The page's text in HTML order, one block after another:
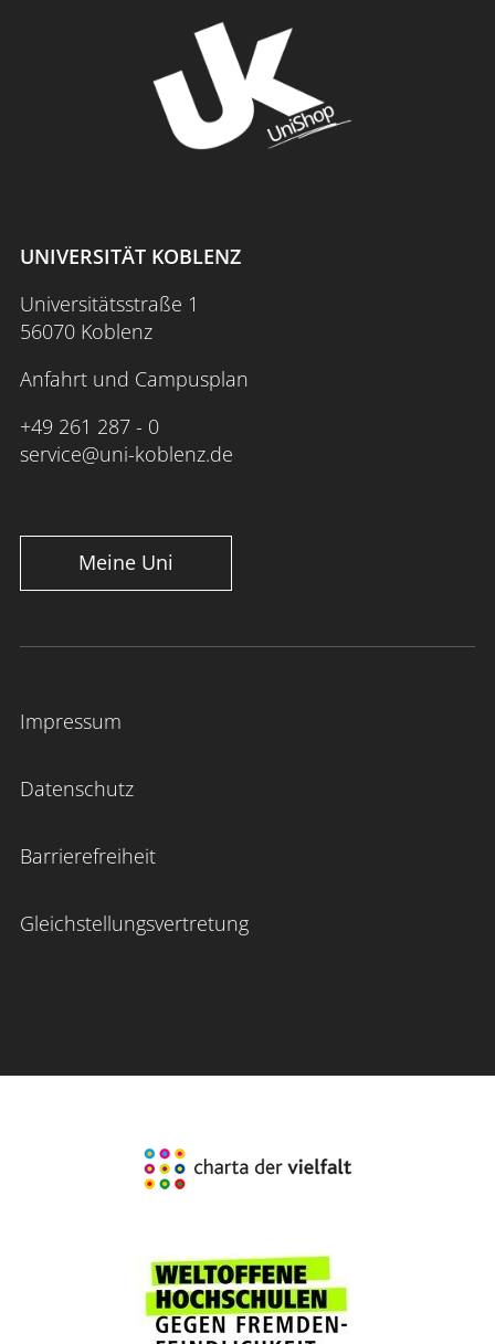
UNIVERSITÄT KOBLENZ
Universitätsstraße 1
56070 Koblenz
Anfahrt und Campusplan
+49 261 287 - 0
service@uni-koblenz.de
Meine Uni
Impressum
Datenschutz
Barrierefreiheit
Gleichstellungsvertretung